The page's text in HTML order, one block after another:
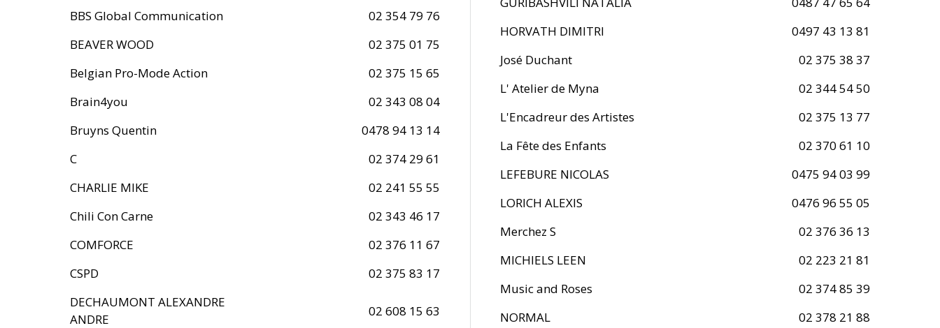
BBS Global Communication
02 354 79 76
BEAVER WOOD
02 375 01 75
Belgian Pro-Mode Action
02 375 15 65
Brain4you
02 343 08 04
Bruyns Quentin
0478 94 13 14
C
02 374 29 61
CHARLIE MIKE
02 241 55 55
Chili Con Carne
02 343 46 17
COMFORCE
02 376 11 67
CSPD
02 375 83 17
DECHAUMONT ALEXANDRE
ANDRE
02 608 15 63
HORVATH DIMITRI
0497 43 13 81
José Duchant
02 375 38 37
L' Atelier de Myna
02 344 54 50
L'Encadreur des Artistes
02 375 13 77
La Fête des Enfants
02 370 61 10
LEFEBURE NICOLAS
0475 94 03 99
LORICH ALEXIS
0476 96 55 05
Merchez S
02 376 36 13
MICHIELS LEEN
02 223 21 81
Music and Roses
02 374 85 39
NORMAL
02 378 21 88